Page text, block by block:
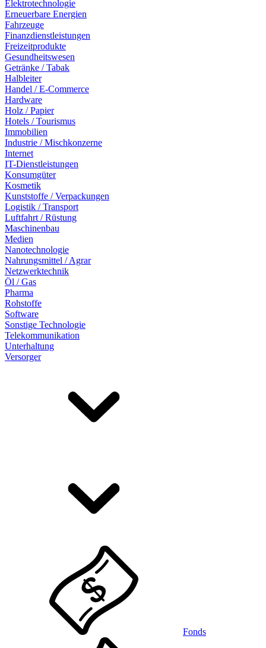
Elektrotechnologie
Erneuerbare Energien
Fahrzeuge
Finanzdienstleistungen
Freizeitprodukte
Gesundheitswesen
Getränke / Tabak
Halbleiter
Handel / E-Commerce
Hardware
Holz / Papier
Hotels / Tourismus
Immobilien
Industrie / Mischkonzerne
Internet
IT-Dienstleistungen
Konsumgüter
Kosmetik
Kunststoffe / Verpackungen
Logistik / Transport
Luftfahrt / Rüstung
Maschinenbau
Medien
Nanotechnologie
Nahrungsmittel / Agrar
Netzwerktechnik
Öl / Gas
Pharma
Rohstoffe
Software
Sonstige Technologie
Telekommunikation
Unterhaltung
Versorger
Fonds